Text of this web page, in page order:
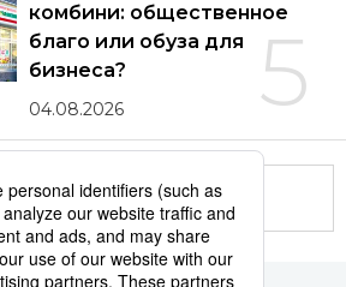
5
комбини: общественное
благо или обуза для
бизнеса?
04.08.2026
статьи по теме